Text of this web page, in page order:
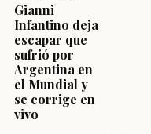
Gianni
Infantino deja
escapar que
sufrió por
Argentina en
el Mundial y
se corrige en
vivo